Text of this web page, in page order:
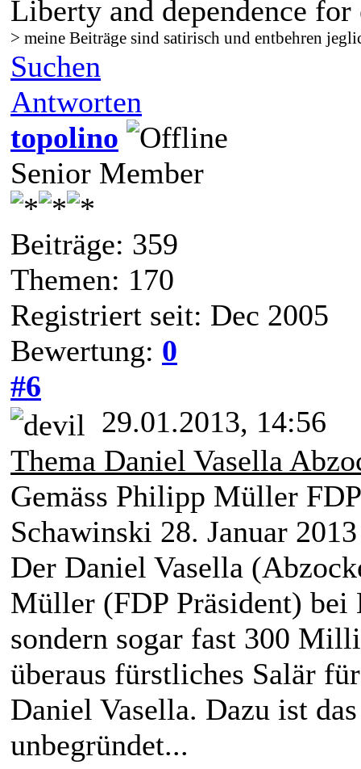
Liberty and dependence for
> meine Beiträge sind satirisch und entbehren
Suchen
Antworten
topolino
Senior Member
Beiträge: 359
Themen: 170
Registriert seit: Dec 2005
Bewertung: 0
#6
29.01.2013, 14:56
Thema Daniel Vasella
Gemäss Philipp Müller
Schawinski 28. Januar
Der Daniel Vasella
Müller (FDP Präsident)
sondern sogar fast 300
überaus fürstliches Salär
Daniel Vasella. Dazu ist
unbegründet...